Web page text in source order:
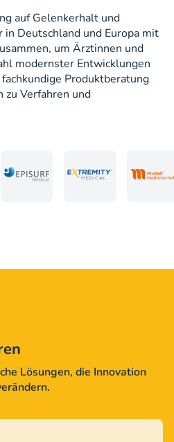
auf Gelenkerhalt und
Deutschland und Europa mit
um Ärztinnen und
modernster Entwicklungen
Produktberatung
zu Verfahren und
Lösungen, die Innovation